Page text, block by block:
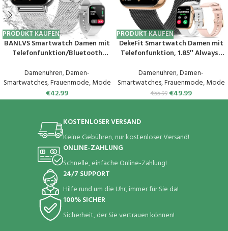
PRODUKT KAUFEN
BANLVS Smartwatch Damen mit
Telefonfunktion/Bluetooth
Menstruationszyklus, Pulsuhr,
Schlafmonitor, SpO2, IP68
Wasserdicht Schrittzähler
Fitness Tracker iOS Android
Damenuhren,Damen-
Smartwatches,Frauenmode,Mode
€42.99
PRODUKT KAUFEN
DekeFit Smartwatch Damen mit
Telefonfunktion, 1.85″ Always-
mit
Schlafmonitor/Herzfrequenz/Sp
O2, 120+ Sportuhr IP68
Wasserdicht für iOS Android
Damenuhren,Damen-
Smartwatches,Frauenmode,Mode
€55.99 €49.99
KOSTENLOSER VERSAND
Keine Gebühren, nur kostenloser Versand!
ONLINE-ZAHLUNG
Schnelle, einfache Online-Zahlung!
24/7 SUPPORT
Hilfe rund um die Uhr, immer für Sie da!
100% SICHER
Sicherheit, der Sie vertrauen können!